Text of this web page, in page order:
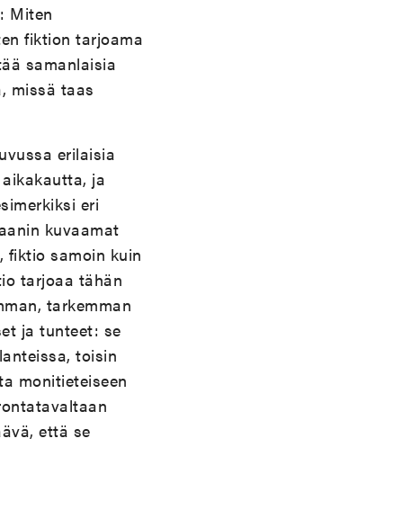
Miten
fiktion tarjoama
samanlaisia
missä taas
erilaisia
ja
eri
kuvaamat
fiktio samoin kuin
tarjoaa tähän
tarkemman
ja tunteet: se
toisin
monitieteiseen
että se